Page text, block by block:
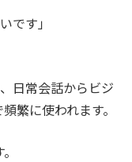
です」
日常会話からビジ
繁に使われます。